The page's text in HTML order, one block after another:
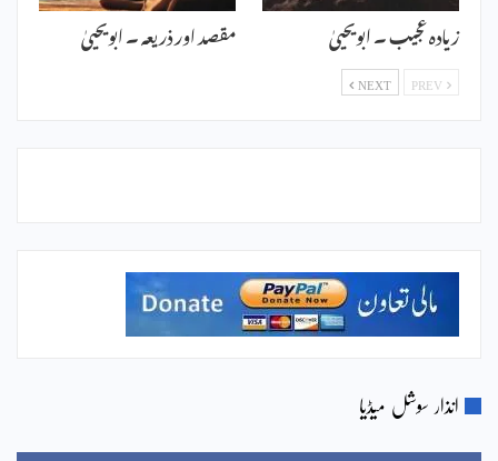
زیادہ عجیب ۔ ابویحییٰ مقصد اور ذریعہ ۔ ابویحییٰ
NEXT
انذار سوشل میڈیا